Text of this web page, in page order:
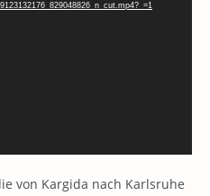
von Kargida nach Karlsruhe